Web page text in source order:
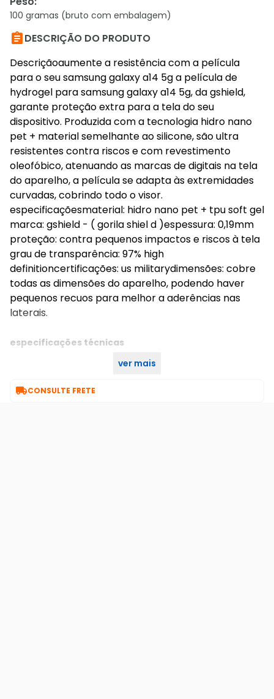
100 gramas (bruto com embalagem)
DESCRIÇÃO DO PRODUTO
Descriçãoaumente a resistência com a película
para o seu samsung galaxy a14 5g a película de
hydrogel para samsung galaxy a14 5g, da gshield,
garante proteção extra para a tela do seu
dispositivo. Produzida com a tecnologia hidro nano
pet + material semelhante ao silicone, são ultra
resistentes contra riscos e com revestimento
oleofóbico, atenuando as marcas de digitais na tela
do aparelho, a película se adapta às extremidades
curvadas, cobrindo todo o visor.
especificaçõesmaterial: hidro nano pet + tpu soft gel
marca: gshield - ( gorila shiel d )espessura: 0,19mm
proteção: contra pequenos impactos e riscos à tela
grau de transparência: 97% high
definitioncertificações: us militarydimensões: cobre
todas as dimensões do aparelho, podendo haver
pequenos recuos para melhor a aderências nas
laterais.
especificações técnicas
ver mais
CONSULTE FRETE